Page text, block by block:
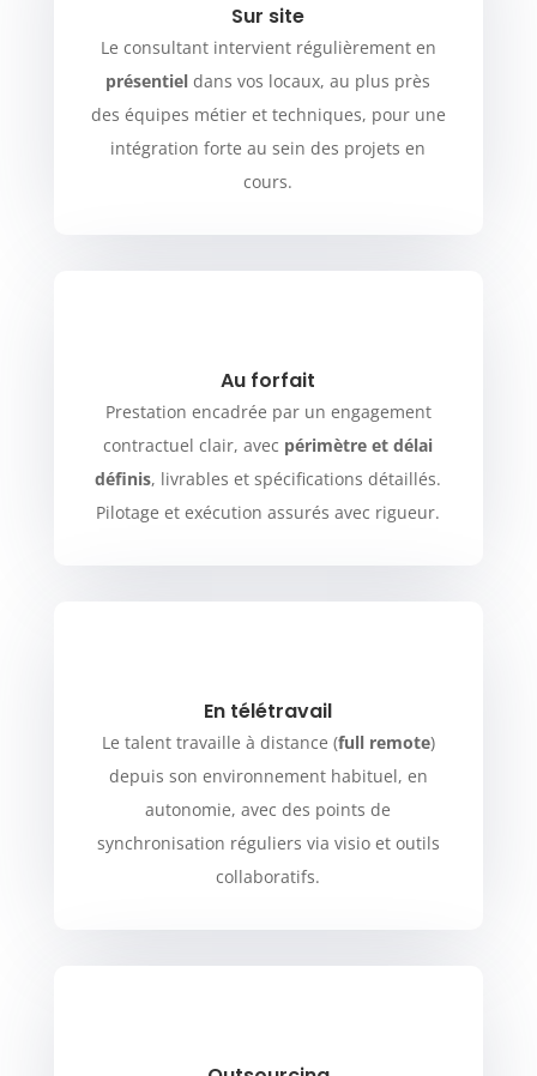
Sur site
Le consultant intervient régulièrement en
présentiel dans vos locaux, au plus près
des équipes métier et techniques, pour une
intégration forte au sein des projets en
cours.
Au forfait
Prestation encadrée par un engagement
contractuel clair, avec périmètre et délai
définis, livrables et spécifications détaillés.
Pilotage et exécution assurés avec rigueur.
En télétravail
Le talent travaille à distance (full remote)
depuis son environnement habituel, en
autonomie, avec des points de
synchronisation réguliers via visio et outils
collaboratifs.